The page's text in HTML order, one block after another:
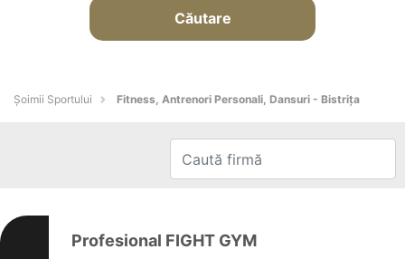
Căutare
Șoimii Sportului Fitness, Antrenori Personali, Dansuri - Bistriţa
Profesional FIGHT GYM